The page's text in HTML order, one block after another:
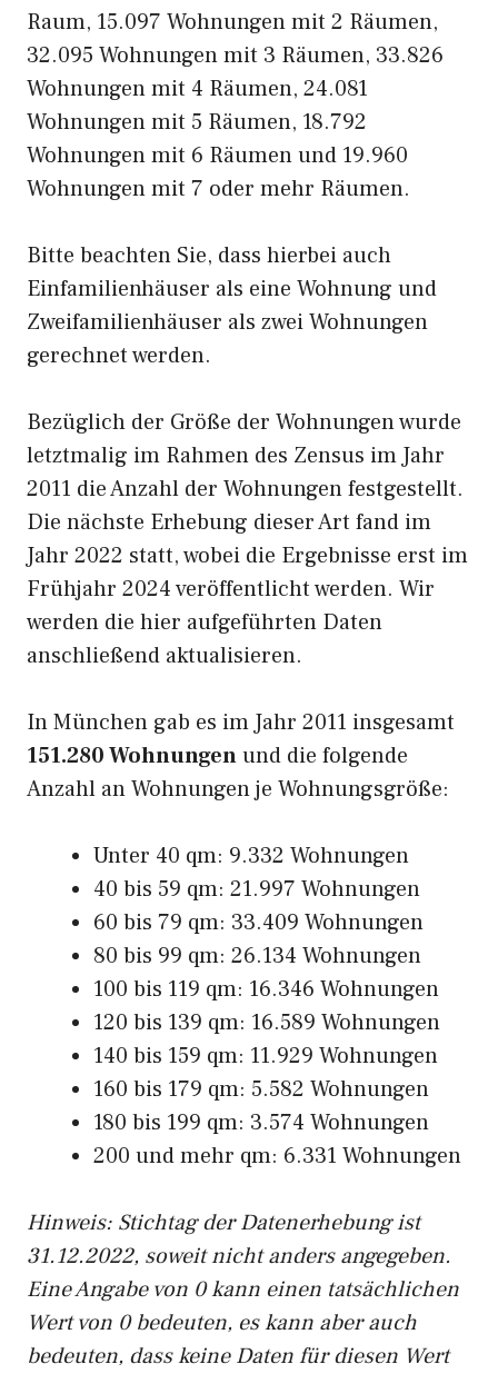
Raum, 15.097 Wohnungen mit 2 Räumen,
32.095 Wohnungen mit 3 Räumen, 33.826
Wohnungen mit 4 Räumen, 24.081
Wohnungen mit 5 Räumen, 18.792
Wohnungen mit 6 Räumen und 19.960
Wohnungen mit 7 oder mehr Räumen.
Bitte beachten Sie, dass hierbei auch
Einfamilienhäuser als eine Wohnung und
Zweifamilienhäuser als zwei Wohnungen
gerechnet werden.
Bezüglich der Größe der Wohnungen wurde
letztmalig im Rahmen des Zensus im Jahr
2011 die Anzahl der Wohnungen festgestellt.
Die nächste Erhebung dieser Art fand im
Jahr 2022 statt, wobei die Ergebnisse erst im
Frühjahr 2024 veröffentlicht werden. Wir
werden die hier aufgeführten Daten
anschließend aktualisieren.
In München gab es im Jahr 2011 insgesamt
151.280 Wohnungenund die folgende
Anzahl an Wohnungen je Wohnungsgröße:
Unter 40 qm: 9.332 Wohnungen
40 bis 59 qm: 21.997 Wohnungen
60 bis 79 qm: 33.409 Wohnungen
80 bis 99 qm: 26.134 Wohnungen
100 bis 119 qm: 16.346 Wohnungen
120 bis 139 qm: 16.589 Wohnungen
140 bis 159 qm: 11.929 Wohnungen
160 bis 179 qm: 5.582 Wohnungen
180 bis 199 qm: 3.574 Wohnungen
200 und mehr qm: 6.331 Wohnungen
Hinweis: Stichtag der Datenerhebung ist
31.12.2022, soweit nicht anders angegeben.
Eine Angabe von 0 kann einen tatsächlichen
Wert von 0 bedeuten, es kann aber auch
bedeuten, dass keine Daten für diesen Wert